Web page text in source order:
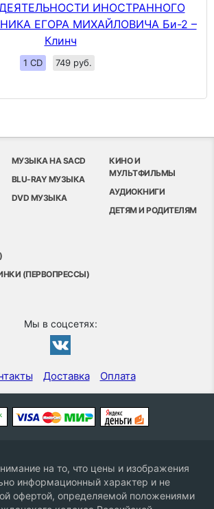
ИНОСТРАННОГО
ЕГОРА МИХАЙЛОВИЧА Би-2 –
Клинч
1 CD 749 руб.
МУЗЫКА НА SACD
BLU-RAY МУЗЫКА
DVD МУЗЫКА
КИНО И
МУЛЬТФИЛЬМЫ
АУДИОКНИГИ
ДЕТЯМ И РОДИТЕЛЯМ
(ПЕРВОПРЕССЫ)
Мы в соцсетях:
Доставка Оплата
на то, что цены и изображения
информационный характер и не
офертой, определяемой положениями